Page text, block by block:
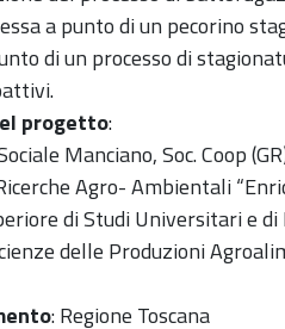
a punto di un pecorino
di un processo di
progetto:
Manciano, Soc. Coop
Agro- Ambientali
di Studi Universitari e di
delle Produzioni
: Regione Toscana